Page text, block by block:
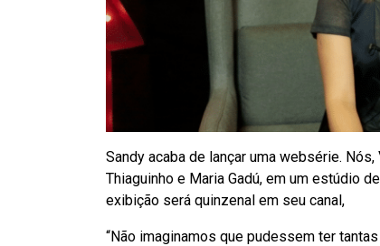
Sandy acaba de lançar uma websérie.
Thiaguinho e Maria Gadú, em um estúdio
exibição será quinzenal em seu canal,
“Não imaginamos que pudessem ter